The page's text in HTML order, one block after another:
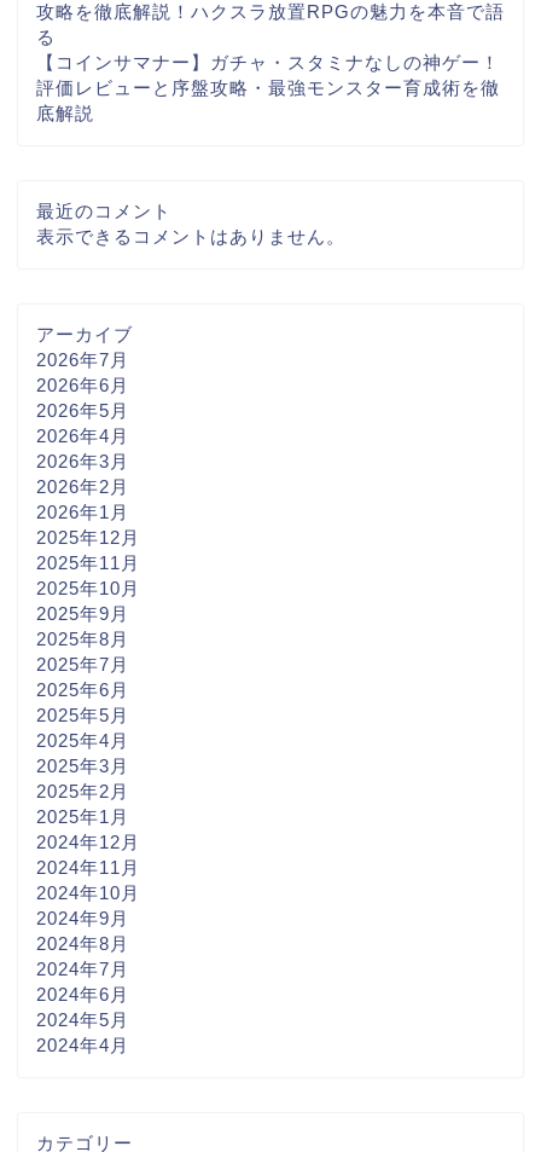
攻略を徹底解説！ハクスラ放置RPGの魅力を本音で語
る
【コインサマナー】ガチャ・スタミナなしの神ゲー！
評価レビューと序盤攻略・最強モンスター育成術を徹
底解説
最近のコメント
表示できるコメントはありません。
アーカイブ
2026年7月
2026年6月
2026年5月
2026年4月
2026年3月
2026年2月
2026年1月
2025年12月
2025年11月
2025年10月
2025年9月
2025年8月
2025年7月
2025年6月
2025年5月
2025年4月
2025年3月
2025年2月
2025年1月
2024年12月
2024年11月
2024年10月
2024年9月
2024年8月
2024年7月
2024年6月
2024年5月
2024年4月
カテゴリー